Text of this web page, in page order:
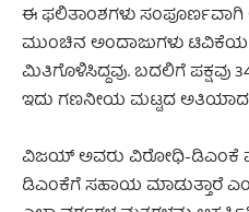
ಈ ಫಲಿತಾಂಶಗಳು ಸಂಪೂರ್ಣವಾಗಿ
ಮುಂಚಿನ ಅಂದಾಜುಗಳು ಟಿವಿಕೆಯ
ಮಿತಿಗೊಳಿಸಿದ್ದವು. ಬದಲಿಗೆ ಪಕ್ಷವು
ಇದು ಗಣನೀಯ ಮಟ್ಟದ ಅತಿಯಾದ
ವಿಜಯ್ ಅವರು ವಿರೋಧಿ-ಡಿಎಂಕೆ
ಡಿಎಂಕೆಗೆ ಸಹಾಯ ಮಾಡುತ್ತಾರೆ